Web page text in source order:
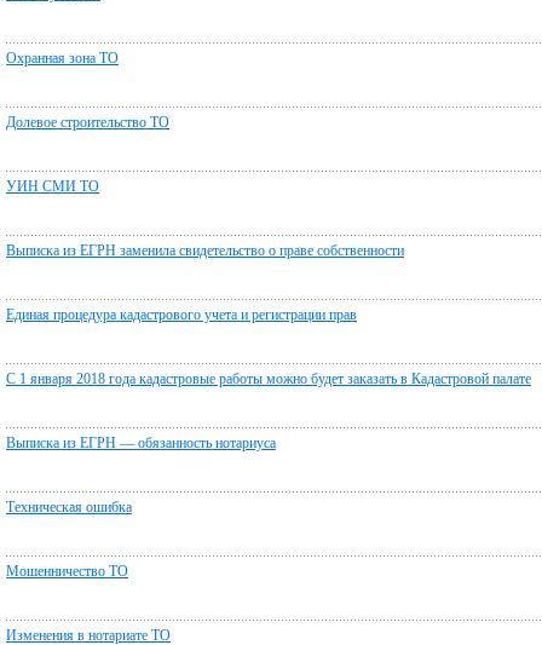
Охранная зона ТО
Долевое строительство ТО
УИН СМИ ТО
Выписка из ЕГРН заменила свидетельство о праве собственности
Единая процедура кадастрового учета и регистрации прав
С 1 января 2018 года кадастровые работы можно будет заказать в Кадастровой палате
Выписка из ЕГРН — обязанность нотариуса
Техническая ошибка
Мошенничество ТО
Изменения в нотариате ТО